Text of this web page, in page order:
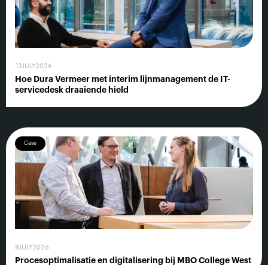
13JULY2026
Hoe Dura Vermeer met interim lijnmanagement de IT-
servicedesk draaiende hield
Case
8JULY2026
Procesoptimalisatie en digitalisering bij MBO College West